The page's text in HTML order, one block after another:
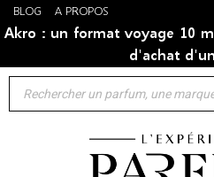
BLOG A PROPOS
Akro : un format voyage 10
d'achat